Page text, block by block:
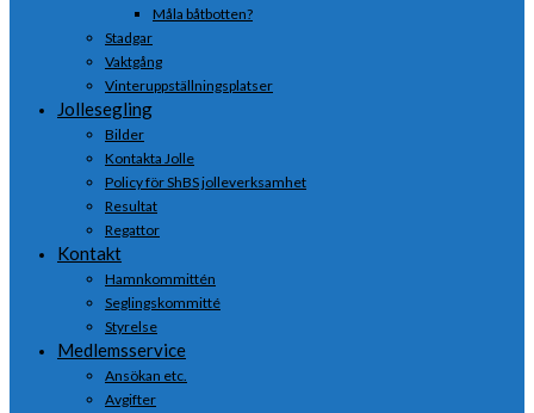
Måla båtbotten?
Stadgar
Vaktgång
Vinteruppställningsplatser
Jollesegling
Bilder
Kontakta Jolle
Policy för ShBS jolleverksamhet
Resultat
Regattor
Kontakt
Hamnkommittén
Seglingskommitté
Styrelse
Medlemsservice
Ansökan etc.
Avgifter